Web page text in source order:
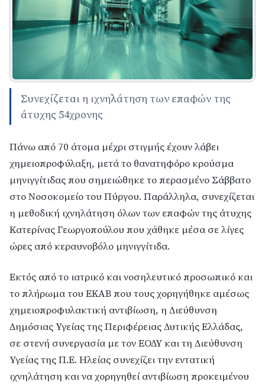
Συνεχίζεται η ιχνηλάτηση των επαφών της
άτυχης 54χρονης
Πάνω από 70 άτομα μέχρι στιγμής έχουν λάβει
χημειοπροφύλαξη, μετά το θανατηφόρο κρούσμα
μηνιγγίτιδας που σημειώθηκε το περασμένο Σάββατο
στο Νοσοκομείο του Πύργου. Παράλληλα, συνεχίζεται
η μεθοδική ιχνηλάτηση όλων των επαφών της άτυχης
Κατερίνας Γεωργοπούλου που χάθηκε μέσα σε λίγες
ώρες από κεραυνοβόλο μηνιγγίτιδα.
Εκτός από το ιατρικό και νοσηλευτικό προσωπικό και
το πλήρωμα του ΕΚΑΒ που τους χορηγήθηκε αμέσως
χημειοπροφυλακτική αντιβίωση, η Διεύθυνση
Δημόσιας Υγείας της Περιφέρειας Δυτικής Ελλάδας,
σε στενή συνεργασία με τον ΕΟΔΥ και τη Διεύθυνση
Υγείας της Π.Ε. Ηλείας συνεχίζει την εντατική
ιχνηλάτηση και να χορηγηθεί αντιβίωση προκειμένου